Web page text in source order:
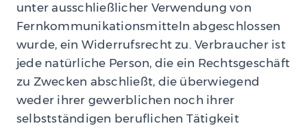
unter ausschließlicher Verwendung von
Fernkommunikationsmitteln abgeschlossen
wurde, ein Widerrufsrecht zu. Verbraucher ist
jede natürliche Person, die ein Rechtsgeschäft
zu Zwecken abschließt, die überwiegend
weder ihrer gewerblichen noch ihrer
selbstständigen beruflichen Tätigkeit